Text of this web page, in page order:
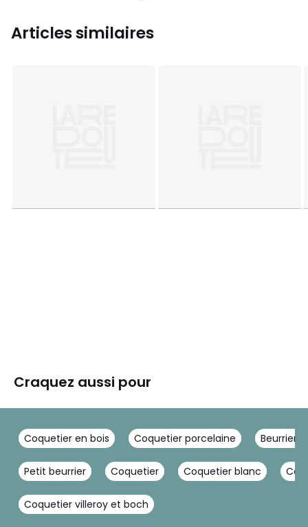
Articles similaires
Craquez aussi pour
Coquetier en bois Coquetier porcelaine Beurrier
Petit beurrier Coquetier Coquetier blanc
Coquetier villeroy et boch